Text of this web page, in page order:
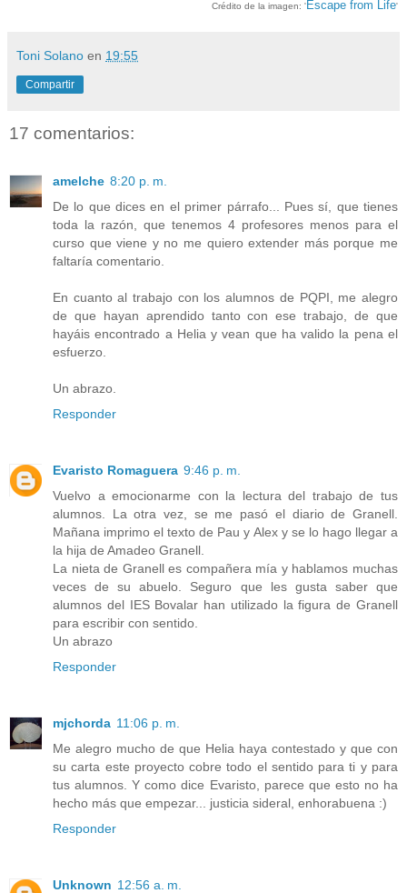
Crédito de la imagen: 'Escape from Life'
Toni Solano en 19:55
Compartir
17 comentarios:
amelche 8:20 p. m.
De lo que dices en el primer párrafo... Pues sí, que tienes
toda la razón, que tenemos 4 profesores menos para el
curso que viene y no me quiero extender más porque me
faltaría comentario.
En cuanto al trabajo con los alumnos de PQPI, me alegro
de que hayan aprendido tanto con ese trabajo, de que
hayáis encontrado a Helia y vean que ha valido la pena el
esfuerzo.
Un abrazo.
Responder
Evaristo Romaguera 9:46 p. m.
Vuelvo a emocionarme con la lectura del trabajo de tus
alumnos. La otra vez, se me pasó el diario de Granell.
Mañana imprimo el texto de Pau y Alex y se lo hago llegar a
la hija de Amadeo Granell.
La nieta de Granell es compañera mía y hablamos muchas
veces de su abuelo. Seguro que les gusta saber que
alumnos del IES Bovalar han utilizado la figura de Granell
para escribir con sentido.
Un abrazo
Responder
mjchorda 11:06 p. m.
Me alegro mucho de que Helia haya contestado y que con
su carta este proyecto cobre todo el sentido para ti y para
tus alumnos. Y como dice Evaristo, parece que esto no ha
hecho más que empezar... justicia sideral, enhorabuena :)
Responder
Unknown 12:56 a. m.